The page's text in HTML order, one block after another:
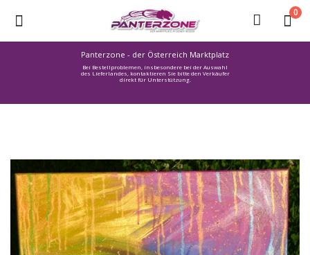
Panterzone - der Österreich Marktplatz
Bei Bestellproblemen, insbesondere bei der Auswahl
des Lieferlandes, kontaktieren Sie bitte den Verkäufer
direkt für Unterstützung.
0
Immozone
Service /
Hilfe
Warenmarkt